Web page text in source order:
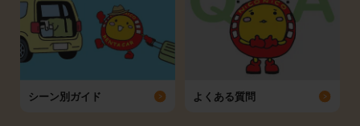
シーン別ガイド よくある質問